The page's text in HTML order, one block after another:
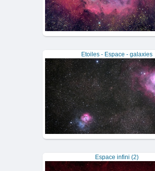
Etoiles - Espace - galaxies
Espace infini (2)